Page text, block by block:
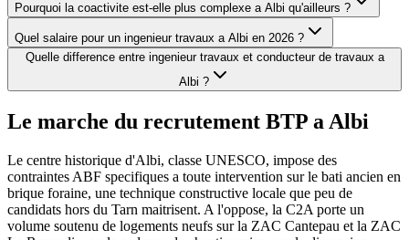
Pourquoi la coactivite est-elle plus complexe a Albi qu'ailleurs ?
Quel salaire pour un ingenieur travaux a Albi en 2026 ?
Quelle difference entre ingenieur travaux et conducteur de travaux a
Albi ?
Le marche du recrutement BTP aAlbi
Le centre historique d'Albi, classe UNESCO, impose des
contraintes ABF specifiques a toute intervention sur le bati ancien en
brique foraine, une technique constructive locale que peu de
candidats hors du Tarn maitrisent. A l'oppose, la C2A porte un
volume soutenu de logements neufs sur la ZAC Cantepau et la ZAC